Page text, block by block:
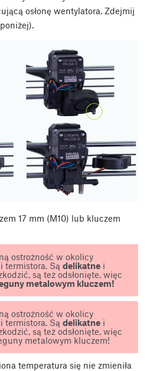
osłonę wentylatora. Zdejmij
17 mm (M10) lub kluczem
ostrożność w okolicy
termistora. Są delikatnei
są też odsłonięte, więc
metalowym kluczem!
ostrożność w okolicy
termistora. Są delikatnei
są też odsłonięte, więc
metalowym kluczem!
temperatura się nie zmieniła